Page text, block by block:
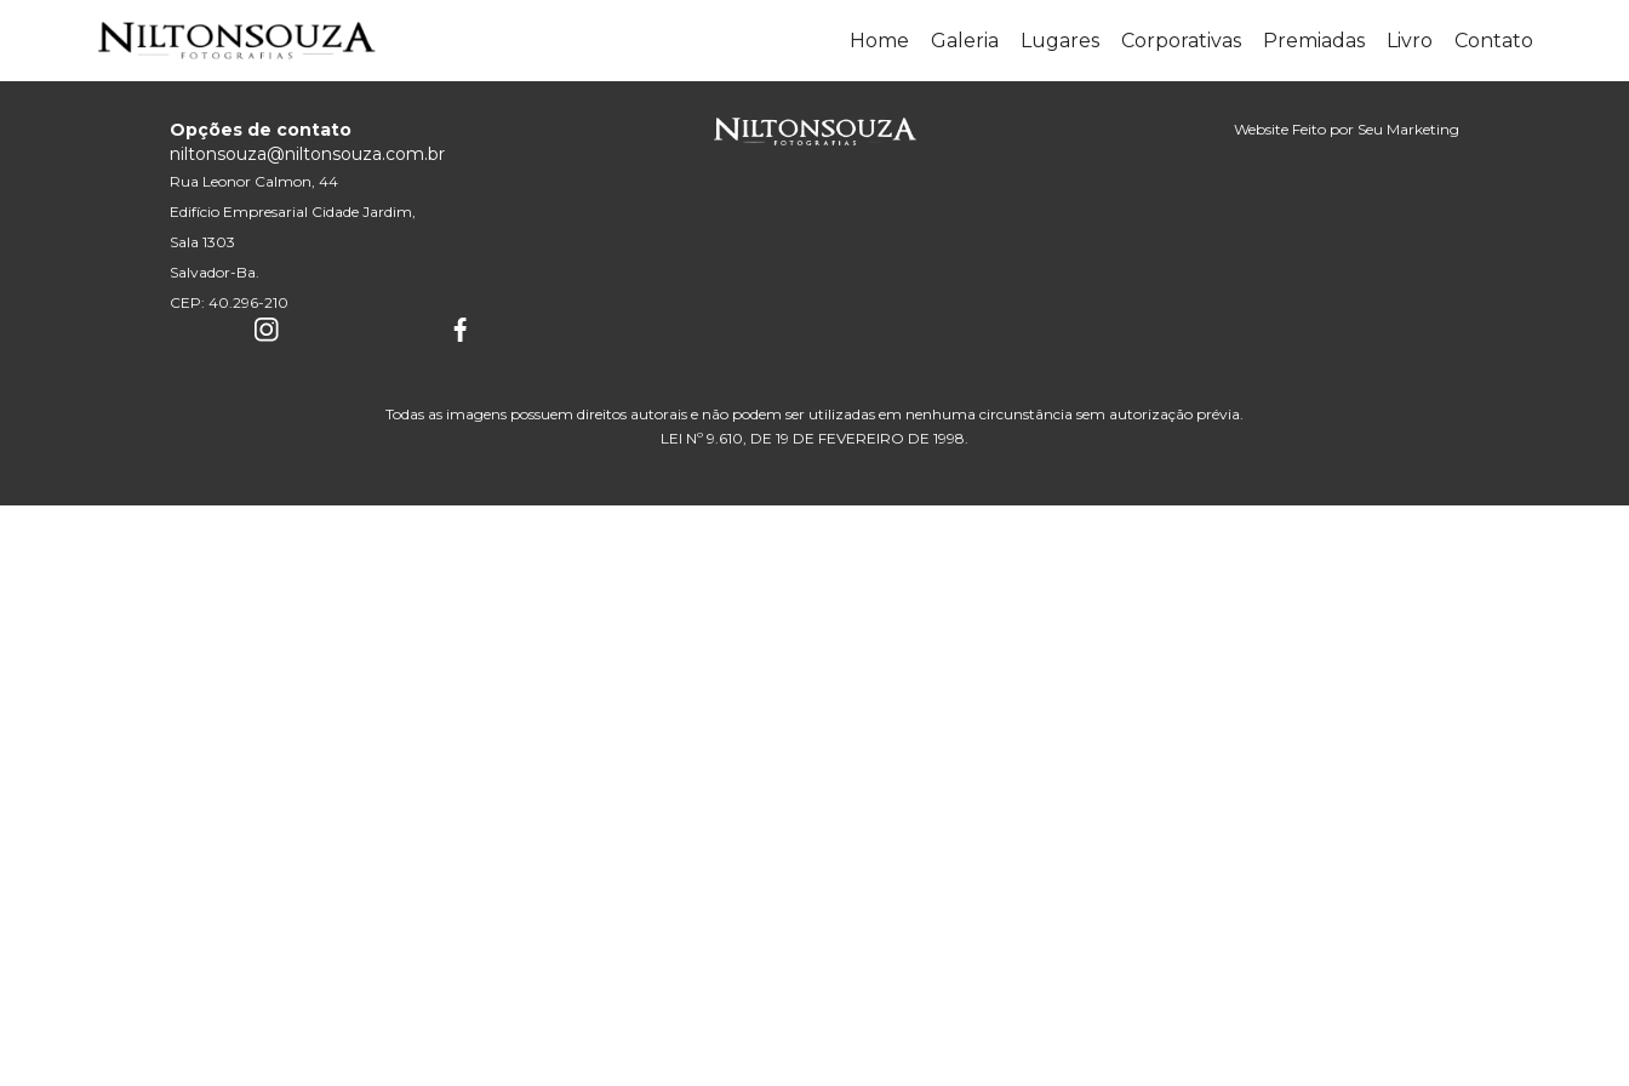
Home Galeria Lugares Corporativas Premiadas Livro Contato
Opções de contato
niltonsouza@niltonsouza.com.br
Rua Leonor Calmon, 44
Edifício Empresarial Cidade Jardim,
Sala 1303
Salvador-Ba.
CEP: 40.296-210
Website Feito por Seu Marketing
Todas as imagens possuem direitos autorais e não podem ser utilizadas em nenhuma circunstância sem autorização prévia.
LEI Nº 9.610, DE 19 DE FEVEREIRO DE 1998.